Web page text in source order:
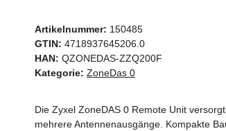
Artikelnummer: 150485
GTIN: 4718937645206.0
HAN: QZONEDAS-ZZQ200F
Kategorie: ZoneDas 0
Die Zyxel ZoneDAS 0 Remote Unit
mehrere Antennenausgänge. Kompakte